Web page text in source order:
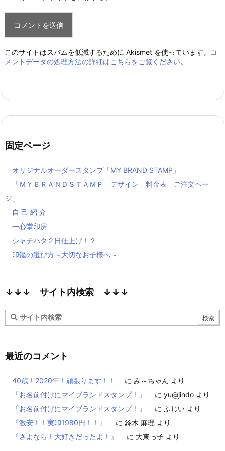
このサイトはスパムを低減するために Akismet を使っています。
コ
メントデータの処理方法の詳細はこちらをご覧ください。
固定ページ
オリジナルオーダースタンプ「MY BRAND STAMP」
「ＭＹＢＲＡＮＤＳＴＡＭＰ デザイン 料金表 ご注文ペー
ジ」
自 己 紹 介
一心堂印房
シャチハタ２日仕上げ！？
印鑑の選び方～大切なお子様へ～
↓↓↓ サイト内検索 ↓↓↓
最近のコメント
40歳！2020年！頑張ります！！ に み～ちゃん より
「お名前付けにマイブランドスタンプ！」
に yu@jindo より
「お名前付けにマイブランドスタンプ！」
に ふじい より
『激安！！実印1980円！！』
に 鈴木 麻理 より
『さよなら！大好きだったよ！』
に 大東っ子 より